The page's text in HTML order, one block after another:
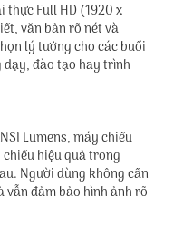
thực Full HD (1920 x
văn bản rõ nét và
lý tưởng cho các buổi
đào tạo hay trình
Lumens, máy chiếu
hiệu quả trong
Người dùng không cần
đảm bảo hình ảnh rõ